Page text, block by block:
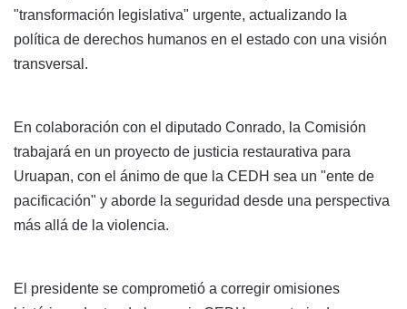
"transformación legislativa" urgente, actualizando la
política de derechos humanos en el estado con una visión
transversal.
En colaboración con el diputado Conrado, la Comisión
trabajará en un proyecto de justicia restaurativa para
Uruapan, con el ánimo de que la CEDH sea un "ente de
pacificación" y aborde la seguridad desde una perspectiva
más allá de la violencia.
El presidente se comprometió a corregir omisiones